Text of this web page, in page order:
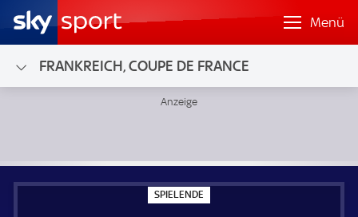
Menü
FRANKREICH, COUPE DE FRANCE
SPIELENDE
P